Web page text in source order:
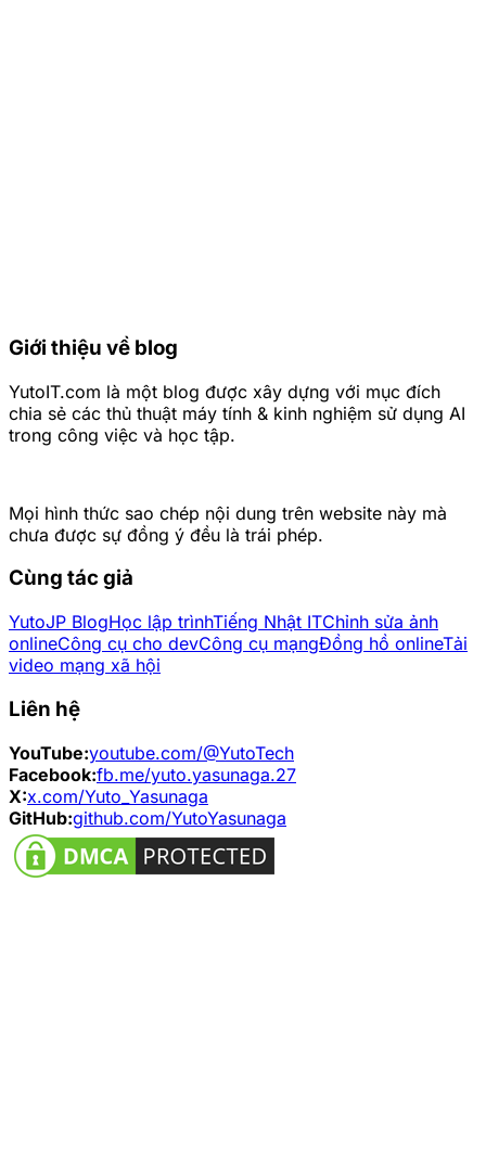
Giới thiệu về blog
YutoIT.com là một blog được xây dựng với mục đích
chia sẻ các thủ thuật máy tính & kinh nghiệm sử dụng AI
trong công việc và học tập.
Mọi hình thức sao chép nội dung trên website này mà
chưa được sự đồng ý đều là trái phép.
Cùng tác giả
YutoJP BlogHọc lập trìnhTiếng Nhật ITChỉnh sửa ảnh
onlineCông cụ cho devCông cụ mạngĐồng hồ onlineTải
video mạng xã hội
Liên hệ
YouTube:youtube.com/@YutoTech
Facebook:fb.me/yuto.yasunaga.27
X:x.com/Yuto_Yasunaga
GitHub:github.com/YutoYasunaga